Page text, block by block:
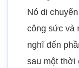
Nó di
công sức và
nghĩ đến
sau một thời